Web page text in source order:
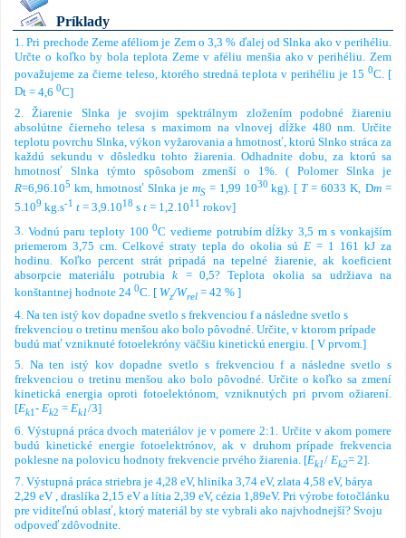
Príklady
1. Pri prechode Zeme aféliom je Zem o 3,3 % ďalej od Slnka ako v perihéliu.
Určte o koľko by bola teplota Zeme v aféliu menšia ako v perihéliu. Zem
považujeme za čierne teleso, ktorého stredná teplota v perihéliu je 15 0C. [
Dt = 4,6 0C]
2.
Žiarenie Slnka je svojim spektrálnym zložením podobné žiareniu
absolútne čierneho telesa s maximom na vlnovej dĺžke 480 nm. Určite
teplotu povrchu Slnka, výkon vyžarovania a hmotnosť, ktorú Slnko stráca za
každú sekundu v dôsledku tohto žiarenia. Odhadnite dobu, za ktorú sa
hmotnosť Slnka týmto spôsobom zmenší o 1%.( Polomer Slnka je
R=6,96.105 km, hmotnosť Slnka je mS = 1,99 1030 kg). [ T= 6033 K, Dm =
5.109 kg.s-1 t = 3,9.1018 s t = 1,2.1011 rokov]
3. Vodnú paru teploty 1000C vedieme potrubím dĺžky 3,5 m s vonkajším
priemerom 3,75 cm. Celkové straty tepla do okolia sú E = 1 161 kJ za
hodinu. Koľko percent strát pripadá na tepelné žiarenie, ak
koeficient
absorpcie materiálu potrubiak = 0,5? Teplota okolia sa udržiava na
konštantnej hodnote 24 0C. [ Wz/Wrel = 42 % ]
4. Na ten istý kov dopadne svetlo s frekvenciou f a následne svetlo s
frekvenciou o tretinu menšou ako bolo pôvodné. Určite, v ktorom prípade
budú mať vzniknuté fotoelekróny väčšiu kinetickú energiu. [ V prvom.]
5.
Na ten istý kov dopadne svetlo s frekvenciou f a následne svetlo s
frekvenciou o tretinu menšou ako bolo pôvodné. Určite o koľko sa zmení
kinetická energia oproti fotoelektónom,
vzniknutých pri prvom ožiarení.
[Ek1- Ek2 = Ek1/3]
6. Výstupná práca dvoch materiálov je v pomere 2:1. Určite v akom pomere
budú kinetické energie fotoelektrónov, ak v druhom prípade frekvencia
poklesne na polovicu hodnoty frekvencie prvého žiarenia. [Ek1/ Ek2= 2].
7. Výstupná práca striebra je 4,28 eV, hliníka 3,74 eV, zlata 4,58 eV, bárya
2,29 eV , draslíka 2,15 eV a lítia 2,39 eV, cézia 1,89eV. Pri výrobe fotočlánku
pre viditeľnú oblasť, ktorý materiál by ste vybrali ako najvhodnejší? Svoju
odpoveď zdôvodnite.